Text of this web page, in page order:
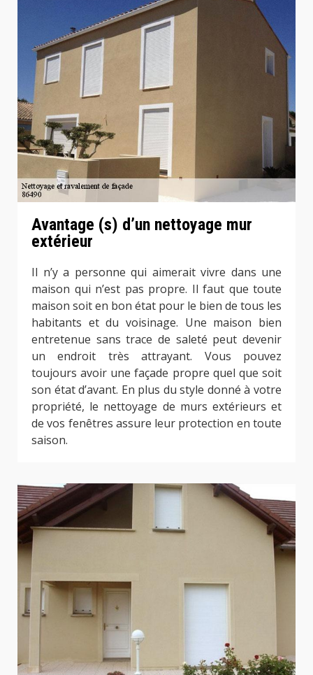
Avantage (s) d’un nettoyage mur
extérieur
Il n’y a personne qui aimerait vivre dans une
maison qui n’est pas propre. Il faut que toute
maison soit en bon état pour le bien de tous les
habitants et du voisinage. Une maison bien
entretenue sans trace de saleté peut devenir
un endroit très attrayant. Vous pouvez
toujours avoir une façade propre quel que soit
son état d’avant. En plus du style donné à votre
propriété, le nettoyage de murs extérieurs et
de vos fenêtres assure leur protection en toute
saison.